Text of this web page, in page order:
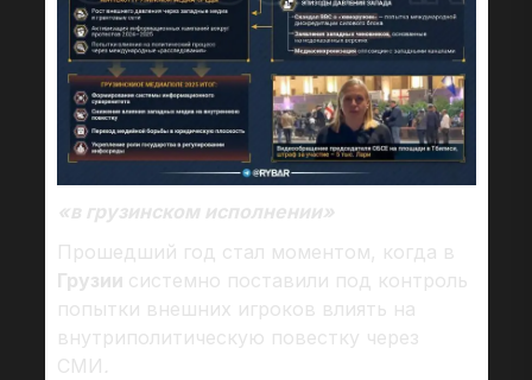
«в грузинском исполнении»
Прошедший год стал моментом, когда в
Грузии системно поставили под контроль
попытки внешних игроков влиять на
внутриполитическую повестку через
СМИ .